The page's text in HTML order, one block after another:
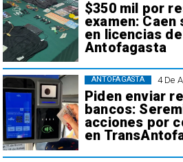
$350 mil por
examen:
en licencias
Antofagasta
4 De
Piden enviar
bancos:
acciones por
en
ANTOFAGASTA